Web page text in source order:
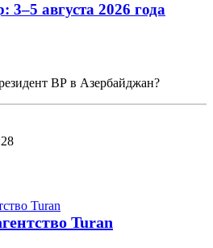
3–5 августа 2026 года
ВР в Азербайджан?
Turan